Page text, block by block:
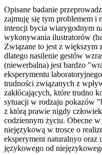
Opisane badanie
zajmuję się tym problemem i
intencji bycia wiarygodnym
wykonywania ilustratorów
Związane to jest z większym
dlatego nasilenie gestów
(niewerbalna) jest bardzo
eksperymentu
trudności związanych z
zakłócających, które trudno
sytuacji w rodzaju pokazów
z którą prawie nigdy
codziennym życiu. Obecne
niejęzykową w trosce o
eksperyment naturalnyo oraz
językowego od